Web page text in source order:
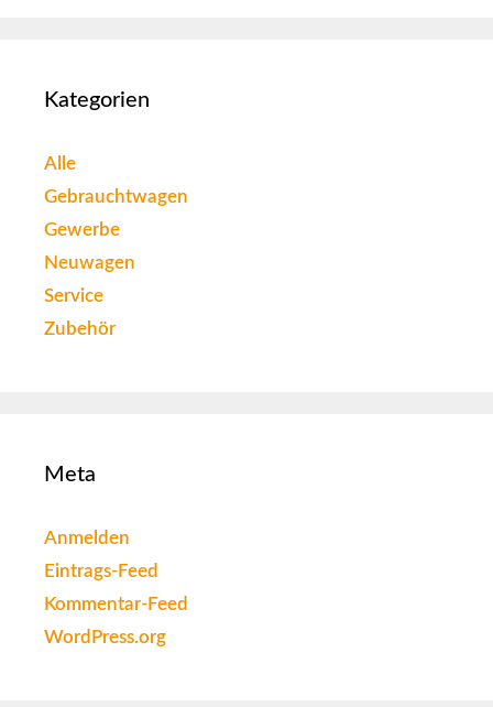
Kategorien
Alle
Gebrauchtwagen
Gewerbe
Neuwagen
Service
Zubehör
Meta
Anmelden
Eintrags-Feed
Kommentar-Feed
WordPress.org